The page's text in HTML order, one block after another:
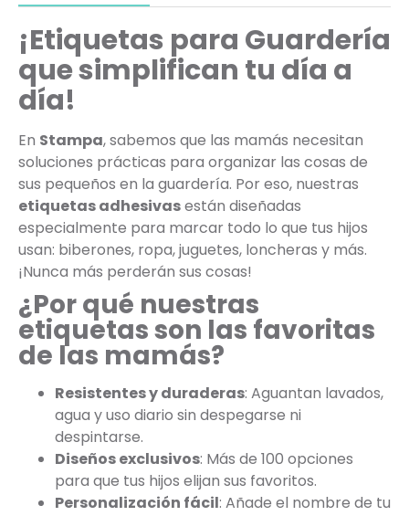
¡Etiquetas para Guardería
que simplifican tu día a
día!
En Stampa, sabemos que las mamás necesitan
soluciones prácticas para organizar las cosas de
sus pequeños en la guardería. Por eso, nuestras
etiquetas adhesivasestán diseñadas
especialmente para marcar todo lo que tus hijos
usan: biberones, ropa, juguetes, loncheras y más.
¡Nunca más perderán sus cosas!
¿Por qué nuestras
etiquetas son las favoritas
de las mamás?
Resistentes y duraderas: Aguantan lavados,
agua y uso diario sin despegarse ni
despintarse.
Diseños exclusivos: Más de 100 opciones
para que tus hijos elijan sus favoritos.
Personalización fácil: Añade el nombre de tu